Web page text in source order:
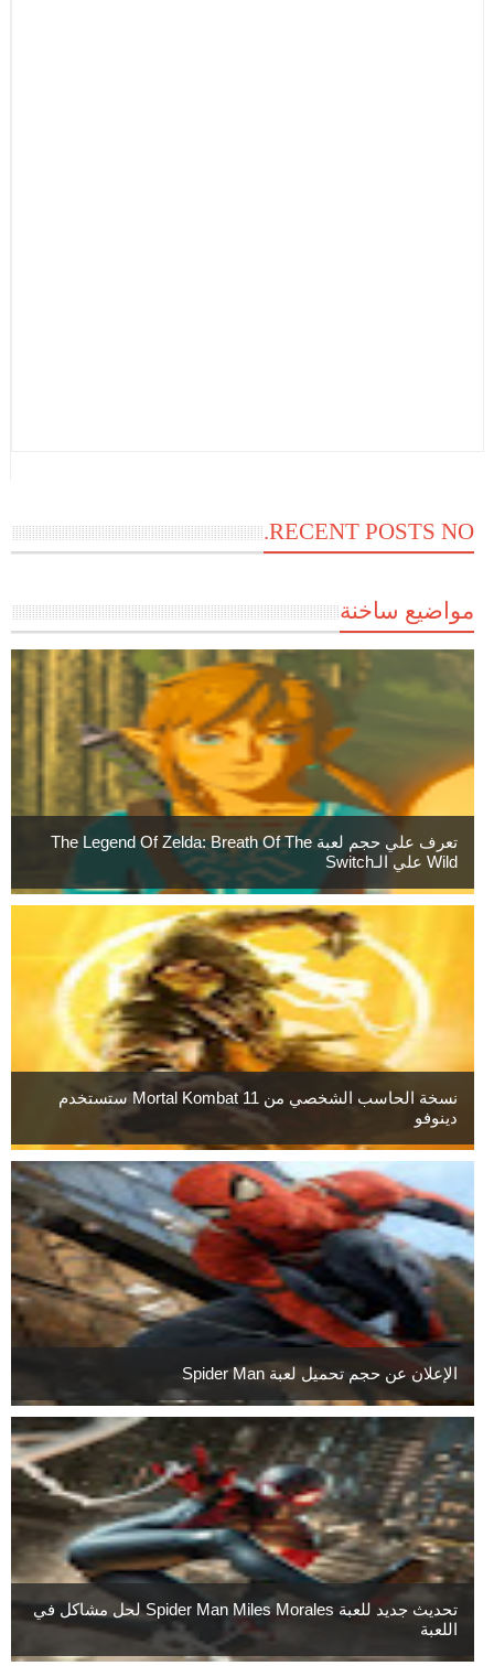
RECENT POSTS NO.
مواضيع ساخنة
تعرف علي حجم لعبة The Legend Of Zelda: Breath Of The
Wild علي الـSwitch
نسخة الحاسب الشخصي من Mortal Kombat 11 ستستخدم
دينوفو
الإعلان عن حجم تحميل لعبة Spider Man
تحديث جديد للعبة Spider Man Miles Morales لحل مشاكل في
اللعبة